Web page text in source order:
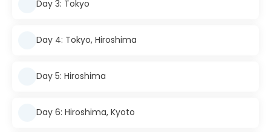
Day 3: Tokyo
Day 4: Tokyo, Hiroshima
Day 5: Hiroshima
Day 6: Hiroshima, Kyoto